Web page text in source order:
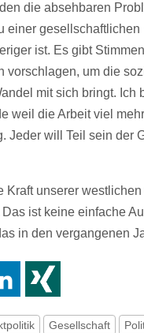
die absehbaren
einer
ist. Es gibt
vorschlagen, um die
mit sich bringt.
weil die Arbeit viel
Jeder will Teil sein der
Kraft unserer
ist keine einfache
in den vergangenen
Gesellschaft